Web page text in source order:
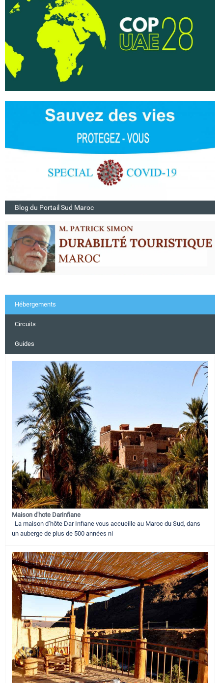
Blog du Portail Sud Maroc
Hébergements
Circuits
Guides
Maison d'hote Darinfiane
La maison d’hôte Dar Infiane vous accueille au Maroc du Sud, dans
un auberge de plus de 500 années ni